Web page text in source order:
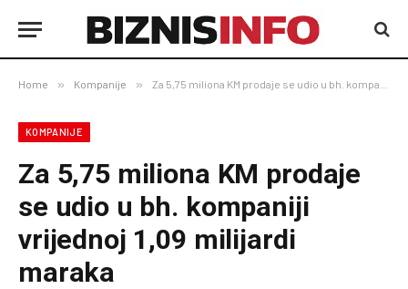
Home » Kompanije » Za 5,75 miliona KM prodaje se udio u bh. kompaniji vrijednoj 1,09 milijardi maraka
KOMPANIJE
Za 5,75 miliona KM prodaje
se udio u bh. kompaniji
vrijednoj 1,09 milijardi
maraka